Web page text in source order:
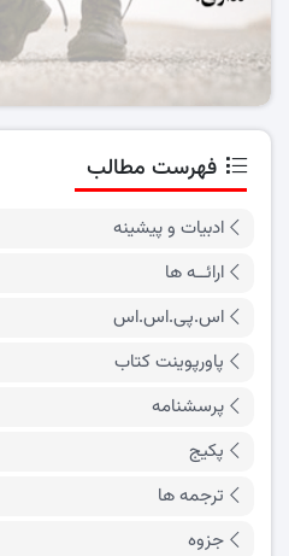
فهرست مطالب
ادبیات و پیشینه
ارائــه ها
اس.پی.اس.اس
پاورپوینت کتاب
پرسشنامه
پکیج
ترجمه ها
جزوه